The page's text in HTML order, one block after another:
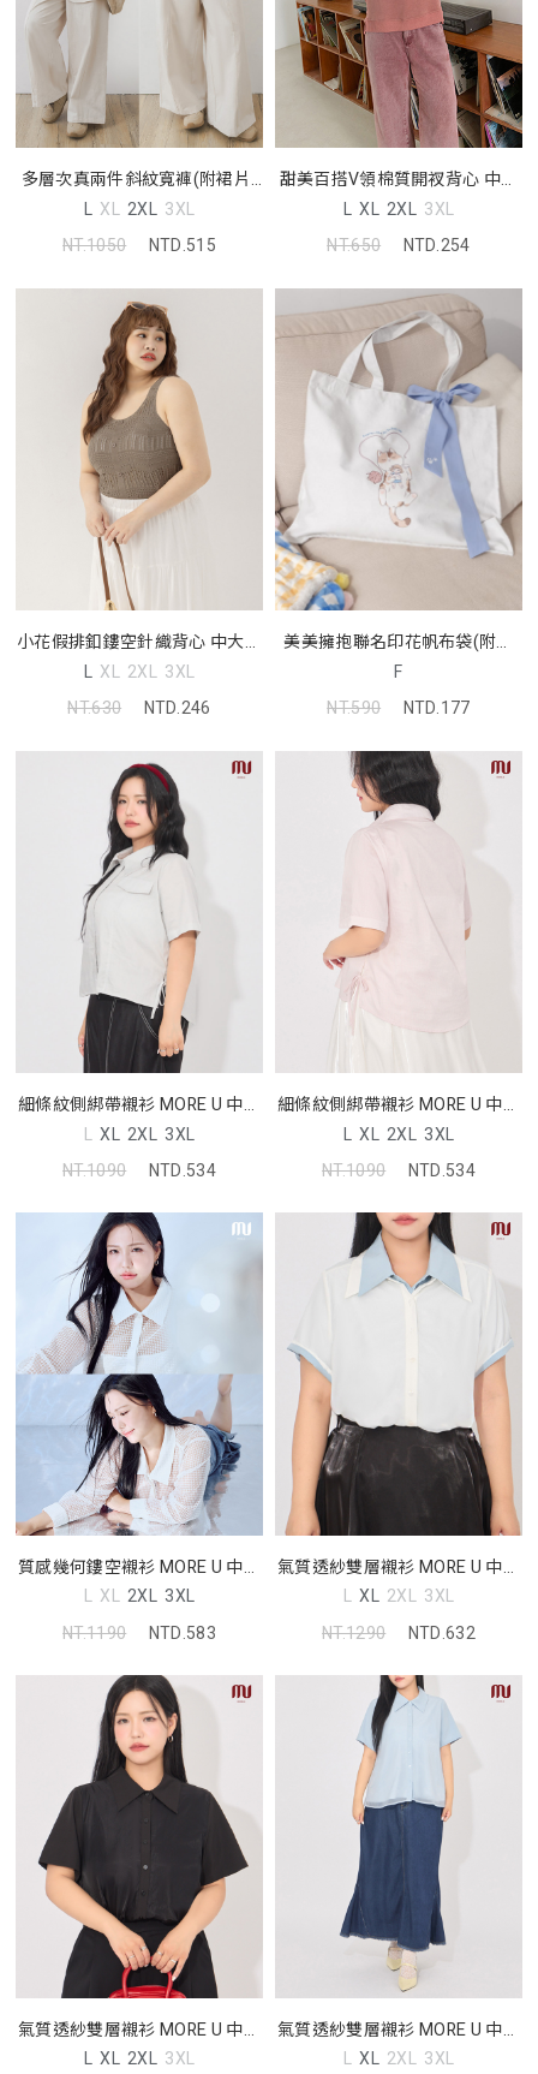
多層次真兩件斜紋寬褲(附裙片)
中大尺碼褲子
L XL 2XL 3XL
NT.1050
NTD.515
甜美百搭V領棉質開衩背心 中大
尺碼上衣
L XL 2XL 3XL
NT.650
NTD.254
小花假排釦鏤空針織背心 中大尺
碼上衣
L XL 2XL 3XL
NT.630
NTD.246
美美擁抱聯名印花帆布袋(附絲
巾)
F
NT.590
NTD.177
細條紋側綁帶襯衫 MORE U 中大
尺碼上衣
L XL 2XL 3XL
NT.1090
NTD.534
細條紋側綁帶襯衫 MORE U 中大
尺碼上衣
L XL 2XL 3XL
NT.1090
NTD.534
質感幾何鏤空襯衫 MORE U 中大
尺碼上衣
L XL 2XL 3XL
NT.1190
NTD.583
氣質透紗雙層襯衫 MORE U 中大
尺碼上衣
L XL 2XL 3XL
NT.1290
NTD.632
氣質透紗雙層襯衫 MORE U 中大
尺碼上衣
L XL 2XL 3XL
氣質透紗雙層襯衫 MORE U 中大
尺碼上衣
L XL 2XL 3XL